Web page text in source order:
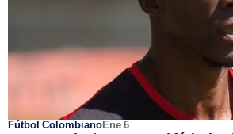
Fútbol ColombianoEne 6